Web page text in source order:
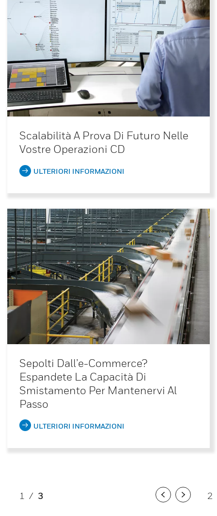
Scalabilità A Prova Di Futuro Nelle
Vostre Operazioni CD
ULTERIORI INFORMAZIONI
Sepolti Dall’e-Commerce?
Espandete La Capacità Di
Smistamento Per Mantenervi Al
Passo
ULTERIORI INFORMAZIONI
1 / 3 2